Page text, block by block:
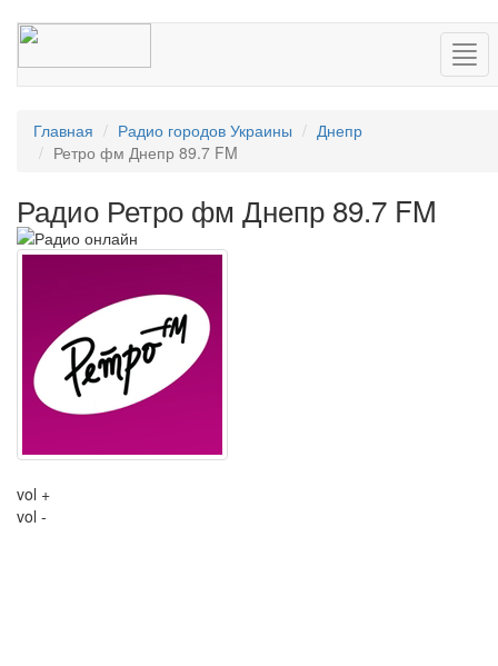
Главная Радио городов Украины
Днепр
Ретро фм Днепр 89.7 FM
Радио Ретро фм Днепр 89.7 FM
vol +
vol -